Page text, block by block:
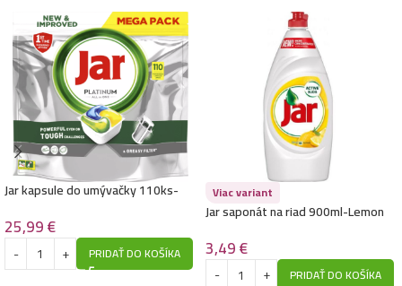
Jar kapsule do umývačky 110ks-
25,99€
PRIDAŤ DO KOŠÍKA
Viac variant
Jar saponát na riad 900ml-Lemon
3,49€
PRIDAŤ DO KOŠÍKA